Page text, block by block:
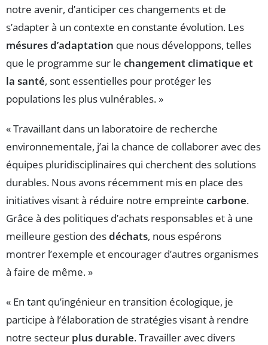
notre avenir, d’anticiper ces changements et de
s’adapter à un contexte en constante évolution. Les
mésures d’adaptation que nous développons, telles
que le programme sur le changement climatique et
la santé, sont essentielles pour protéger les
populations les plus vulnérables. »
« Travaillant dans un laboratoire de recherche
environnementale, j’ai la chance de collaborer avec des
équipes pluridisciplinaires qui cherchent des solutions
durables. Nous avons récemment mis en place des
initiatives visant à réduire notre empreinte carbone.
Grâce à des politiques d’achats responsables et à une
meilleure gestion desdéchats, nous espérons
montrer l’exemple et encourager d’autres organismes
à faire de même. »
« En tant qu’ingénieur en transition écologique, je
participe à l’élaboration de stratégies visant à rendre
notre secteur plus durable. Travailler avec divers